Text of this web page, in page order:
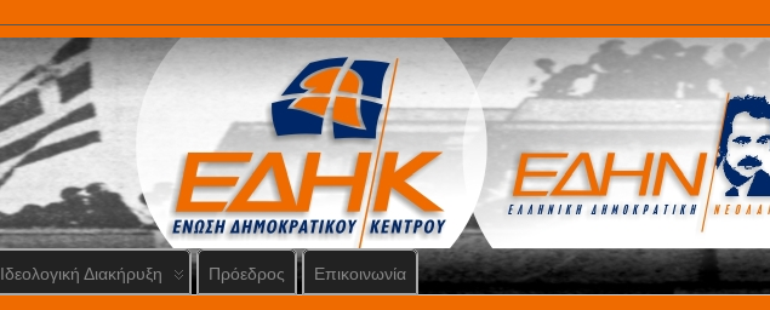
Ιδεολογική Διακήρυξη Πρόεδρος Επικοινωνία